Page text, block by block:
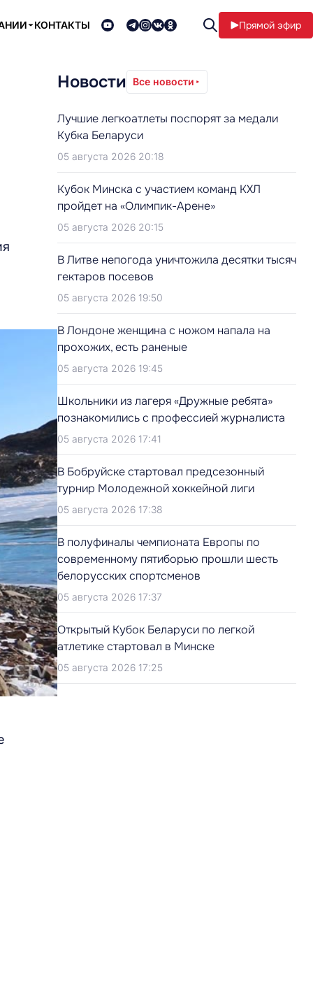
КОНТАКТЫ Прямой эфир
Новости Все новости
Лучшие легкоатлеты поспорят за медали
Кубка Беларуси
05 августа 2026 20:18
Кубок Минска с участием команд КХЛ
пройдет на «Олимпик-Арене»
05 августа 2026 20:15
В Литве непогода уничтожила десятки тысяч
гектаров посевов
05 августа 2026 19:50
В Лондоне женщина с ножом напала на
прохожих, есть раненые
05 августа 2026 19:45
Школьники из лагеря «Дружные ребята»
познакомились с профессией журналиста
05 августа 2026 17:41
В Бобруйске стартовал предсезонный
турнир Молодежной хоккейной лиги
05 августа 2026 17:38
В полуфиналы чемпионата Европы по
современному пятиборью прошли шесть
белорусских спортсменов
05 августа 2026 17:37
Открытый Кубок Беларуси по легкой
атлетике стартовал в Минске
05 августа 2026 17:25